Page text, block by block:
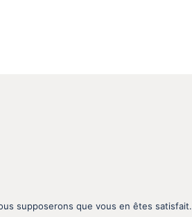
supposerons que vous en êtes satisfait.